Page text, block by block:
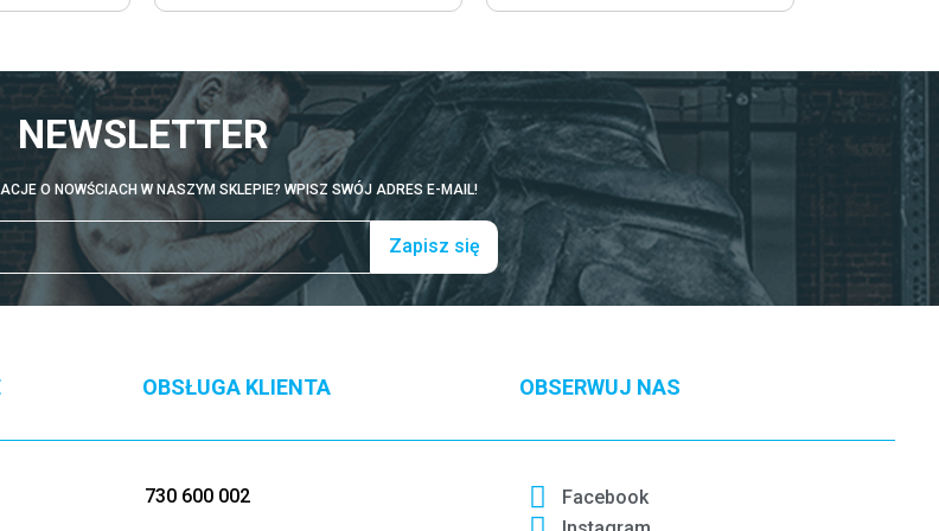
NEWSLETTER
O NOWŚCIACH W NASZYM SKLEPIE? WPISZ SWÓJ ADRES E-MAIL!
Zapisz się
OBSŁUGA KLIENTA
730 600 002
OBSERWUJ NAS
Facebook